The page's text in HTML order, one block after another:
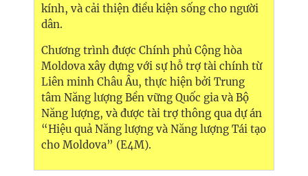
kính, và cải thiện điều kiện sống cho người
dân.
Chương trình được Chính phủ Cộng hòa
Moldova xây dựng với sự hỗ trợ tài chính từ
Liên minh Châu Âu, thực hiện bởi Trung
tâm Năng lượng Bền vững Quốc gia và Bộ
Năng lượng, và được tài trợ thông qua dự án
“Hiệu quả Năng lượng và Năng lượng Tái tạo
cho Moldova” (E4M).